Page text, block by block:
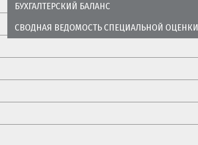
БУХГАЛТЕРСКИЙ БАЛАНС
СВОДНАЯ ВЕДОМОСТЬ СПЕЦИАЛЬНОЙ ОЦЕНКИ